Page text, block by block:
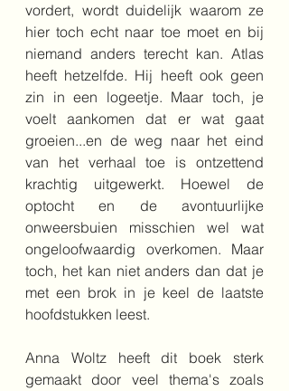
vordert, wordt duidelijk waarom ze
hier toch echt naar toe moet en bij
niemand anders terecht kan. Atlas
heeft hetzelfde. Hij heeft ook geen
zin in een logeetje. Maar toch, je
voelt aankomen dat er wat gaat
groeien...en de weg naar het eind
van het verhaal toe is ontzettend
krachtig uitgewerkt. Hoewel de
optocht en de avontuurlijke
onweersbuien misschien wel wat
ongeloofwaardig overkomen. Maar
toch, het kan niet anders dan dat je
met een brok in je keel de laatste
hoofdstukken leest.
Anna Woltz heeft dit boek sterk
gemaakt door veel thema's zoals